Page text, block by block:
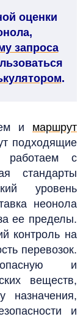
оценки
запроса
.
и маршрут
подходящие
работаем с
стандарты
уровень
неонола
ее пределы.
контроль на
перевозок.
и
веществ,
и